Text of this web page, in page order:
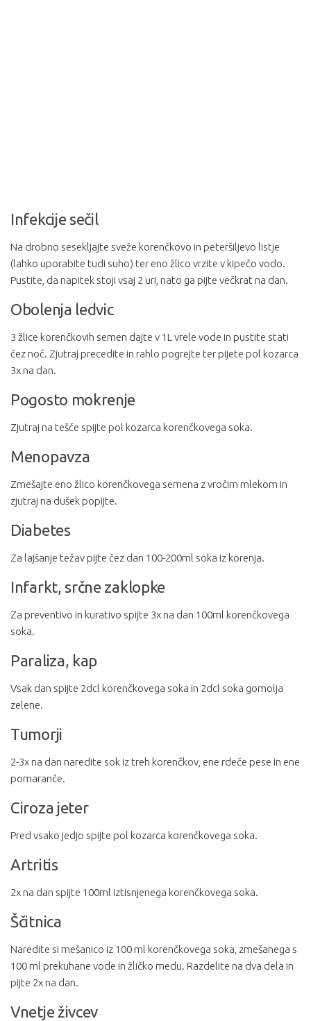
Infekcije sečil
Na drobno sesekljajte sveže korenčkovo in peteršiljevo listje
(lahko uporabite tudi suho) ter eno žlico vrzite v kipečo vodo.
Pustite, da napitek stoji vsaj 2 uri, nato ga pijte večkrat na dan.
Obolenja ledvic
3 žlice korenčkovih semen dajte v 1L vrele vode in pustite stati
čez noč. Zjutraj precedite in rahlo pogrejte ter pijete pol kozarca
3x na dan.
Pogosto mokrenje
Zjutraj na tešče spijte pol kozarca korenčkovega soka.
Menopavza
Zmešajte eno žlico korenčkovega semena z vročim mlekom in
zjutraj na dušek popijte.
Diabetes
Za lajšanje težav pijte čez dan 100-200ml soka iz korenja.
Infarkt, srčne zaklopke
Za preventivo in kurativo spijte 3x na dan 100ml korenčkovega
soka.
Paraliza, kap
Vsak dan spijte 2dcl korenčkovega soka in 2dcl soka gomolja
zelene.
Tumorji
2-3x na dan naredite sok iz treh korenčkov, ene rdeče pese in ene
pomaranče.
Ciroza jeter
Pred vsako jedjo spijte pol kozarca korenčkovega soka.
Artritis
2x na dan spijte 100ml iztisnjenega korenčkovega soka.
Ščitnica
Naredite si mešanico iz 100 ml korenčkovega soka, zmešanega s
100 ml prekuhane vode in žličko medu. Razdelite na dva dela in
pijte 2x na dan.
Vnetje živcev